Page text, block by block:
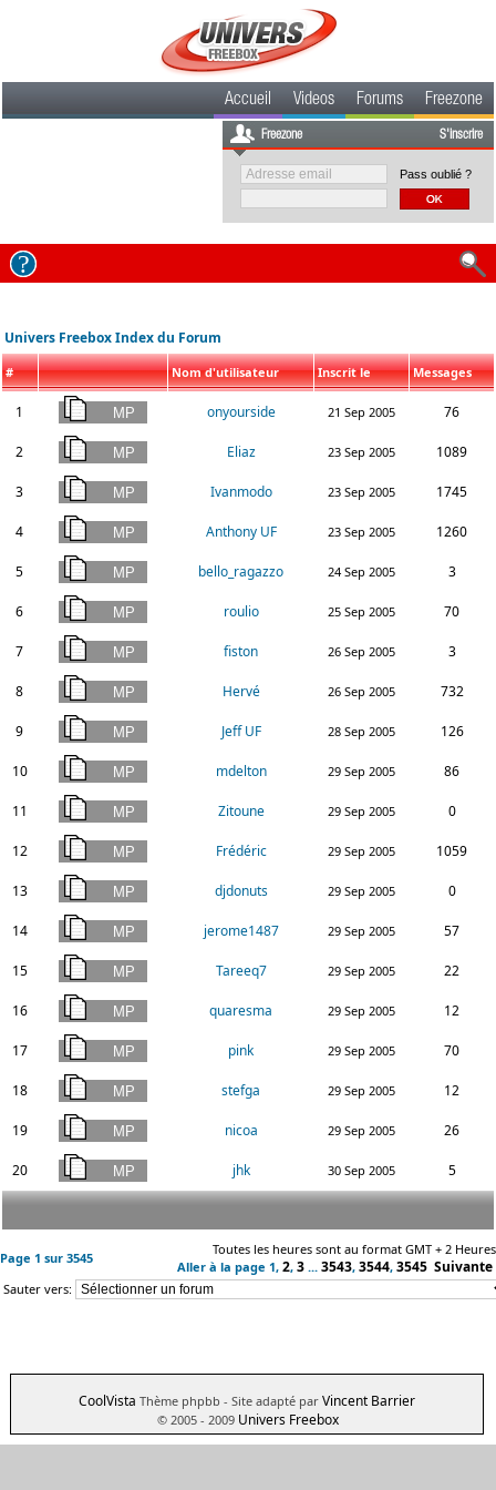
Accueil Videos Forums Freezone
Freezone S'inscrire
Pass oublié ?
Univers Freebox Index du Forum
# Nom d'utilisateur Inscrit le Messages
1 onyourside 21 Sep 2005 76
2 Eliaz 23 Sep 2005 1089
3 Ivanmodo 23 Sep 2005 1745
4 Anthony UF 23 Sep 2005 1260
5 bello_ragazzo 24 Sep 2005 3
6 roulio 25 Sep 2005 70
7 fiston 26 Sep 2005 3
8 Hervé 26 Sep 2005 732
9 Jeff UF 28 Sep 2005 126
10 mdelton 29 Sep 2005 86
11 Zitoune 29 Sep 2005 0
12 Frédéric 29 Sep 2005 1059
13 djdonuts 29 Sep 2005 0
14 jerome1487 29 Sep 2005 57
15 Tareeq7 29 Sep 2005 22
16 quaresma 29 Sep 2005 12
17 pink 29 Sep 2005 70
18 stefga 29 Sep 2005 12
19 nicoa 29 Sep 2005 26
20 jhk 30 Sep 2005 5
Page 1 sur 3545
Toutes les heures sont au format GMT + 2 Heures
Aller à la page 1, 2, 3 ... 3543, 3544, 3545 Suivante
Sauter vers:
CoolVista Thème phpbb - Site adapté par Vincent Barrier
© 2005 - 2009 Univers Freebox